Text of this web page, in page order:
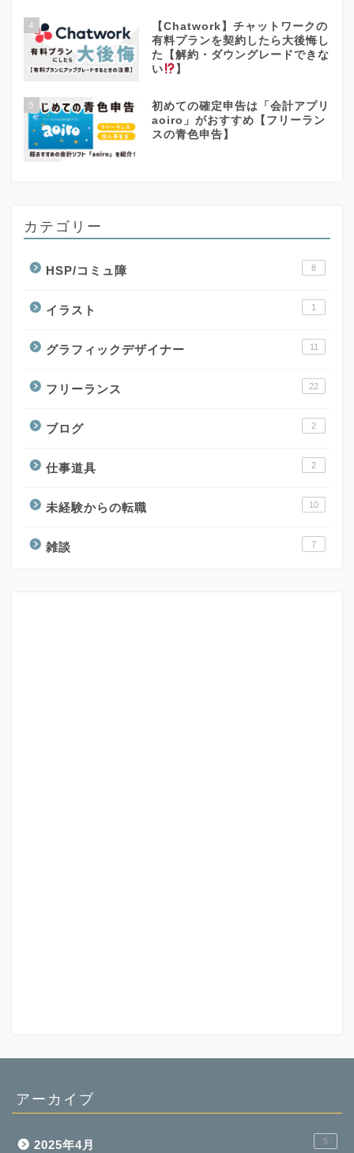
4
【Chatwork】チャットワークの
有料プランを契約したら大後悔し
た【解約・ダウングレードできな
い
】
5
初めての確定申告は「会計アプリ
aoiro」がおすすめ【フリーラン
スの青色申告】
カテゴリー
HSP/コミュ障 8
イラスト 1
グラフィックデザイナー 11
フリーランス 22
ブログ 2
仕事道具 2
未経験からの転職 10
雑談 7
アーカイブ
2025年4月 5